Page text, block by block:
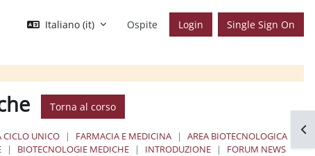
Italiano ‎(it)‎ Ospite Login Single Sign On
Torna al corso
CICLO UNICO FARMACIA E MEDICINA
AREA BIOTECNOLOGICA
BIOTECNOLOGIE MEDICHE INTRODUZIONE
FORUM NEWS